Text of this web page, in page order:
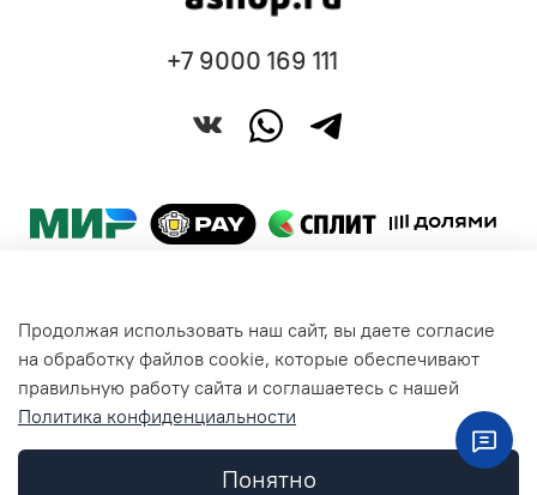
Покупателям
Общая информация
+7 9000 169 111
Продолжая использовать наш сайт, вы даете согласие
на обработку файлов cookie, которые обеспечивают
правильную работу сайта и соглашаетесь с нашей
Политика конфиденциальности
Понятно